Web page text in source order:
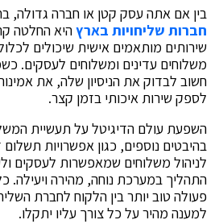
בין אם אתה עסק קטן או חברה גדולה,
חברות שליחויות בארץהיא החלטה
שירותים מותאמים אישית שיכולים
משלוחים עדינים ומשלוחים לעסקים.
חשוב לבדוק את הניסיון שלה, את
לספק שירות איכותי בזמן קצר.
השפעת עולם הדיגיטל על תעשיית
בהיבטים נוספים, כגון אפשרויות תשלום
לניהול משלוחים שמאפשרות לעסקים
התהליך במערכת נוחה, מהירה ויעילה.
פעולה טוב יותר בין הלקוח לחברת
למענה מהיר על כל צורך עליו יתקלו.